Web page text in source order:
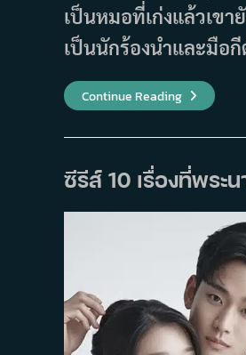
เป็นหมอที่เก่งแล้วเข
เป็นนักร้องนำและมือ
Continue Readingซี
รีส์
ที่
เสนอ
ความ
เป็น
ซีรีส์ 10 เรื่องที่พระ